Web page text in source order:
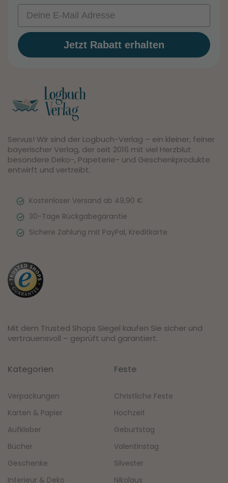
Email
Jetzt Rabatt erhalten
Servus! Wir sind der Logbuch-Verlag – ein kleiner, feiner
bayerischer Verlag, der seit 2016 mit viel Herzblut
besondere Deko-, Papeterie- und Geschenkprodukte
entwirft und vertreibt.
Kostenloser Versand ab 49,90 €
30-Tage Rückgabegarantie
Sichere Zahlung mit PayPal, Kreditkarte
Mit dem Trusted Shops Siegel kaufen Sie sicher und
vertrauensvoll – geprüft und garantiert.
Kategorien
Verpackungen
Karten & Papier
Aufkleber
Bücher
Geschenke
Interieur & Deko
Feste
Christliche Feste
Hochzeit
Geburtstag
Valentinstag
Silvester
Nikolaus